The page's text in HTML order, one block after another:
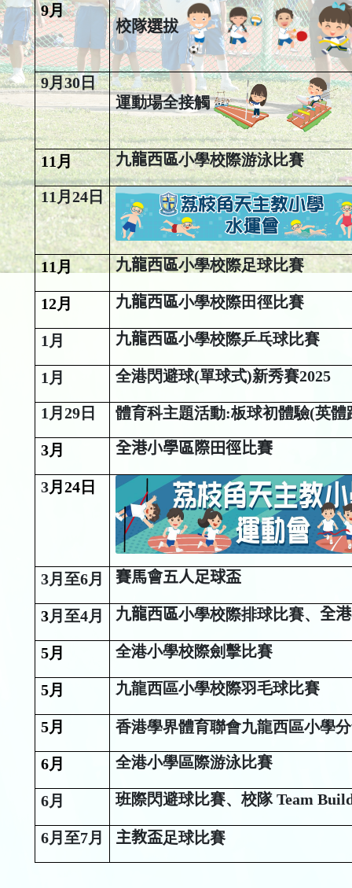
9月
校隊選拔
9月30日
運動場全接觸
11月 九龍西區小學校際游泳比賽
11月24日
11月 九龍西區小學校際足球比賽
12月 九龍西區小學校際田徑比賽
1 月 九龍西區小學校際乒乓球比賽
1 月 全港閃避球(單球式)新秀賽2025
1月29日 體育科主題活動:板球初體驗(英體
3月 全港小學區際田徑比賽
3月24日
3月至6月 賽馬會五人足球盃
3月至4月 九龍西區小學校際排球比賽、全
5月 全港小學校際劍擊比賽
5月 九龍西區小學校際羽毛球比賽
5月 香港學界體育聯會九龍西區小學
6月 全港小學區際游泳比賽
6月 班際閃避球比賽、校隊 Team
6月至7月 主教盃足球比賽